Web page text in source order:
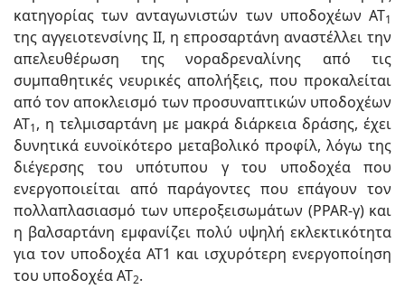
κατηγορίας των ανταγωνιστών των υποδοχέων ΑΤ1
της αγγειοτενσίνης ΙΙ, η επροσαρτάνη αναστέλλει την
απελευθέρωση της νοραδρεναλίνης από τις
συμπαθητικές νευρικές απολήξεις, που προκαλείται
από τον αποκλεισμό των προσυναπτικών υποδοχέων
ΑΤ1, η τελμισαρτάνη με μακρά διάρκεια δράσης, έχει
δυνητικά ευνοϊκότερο μεταβολικό προφίλ, λόγω της
διέγερσης του υπότυπου γ του υποδοχέα που
ενεργοποιείται από παράγοντες που επάγουν τον
πολλαπλασιασμό των υπεροξεισωμάτων (PPAR-γ) και
η βαλσαρτάνη εμφανίζει πολύ υψηλή εκλεκτικότητα
για τον υποδοχέα ΑΤ1 και ισχυρότερη ενεργοποίηση
του υποδοχέα ΑΤ2.